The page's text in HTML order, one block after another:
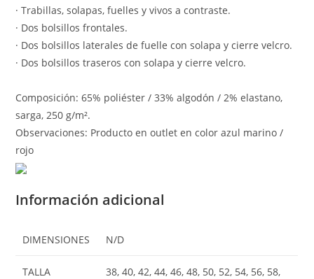
· Trabillas, solapas, fuelles y vivos a contraste.
· Dos bolsillos frontales.
· Dos bolsillos laterales de fuelle con solapa y cierre velcro.
· Dos bolsillos traseros con solapa y cierre velcro.
Composición: 65% poliéster / 33% algodón / 2% elastano,
sarga, 250 g/m².
Observaciones: Producto en outlet en color azul marino /
rojo
Información adicional
DIMENSIONES N/D
TALLA
38, 40, 42, 44, 46, 48, 50, 52, 54, 56, 58,